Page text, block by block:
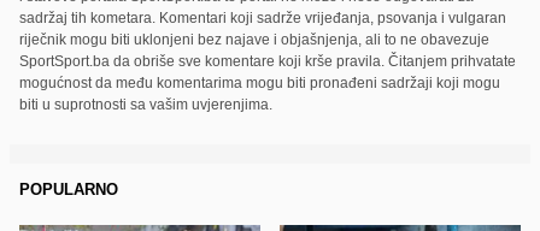
sadržaj tih kometara. Komentari koji sadrže vrijeđanja, psovanja i vulgaran
riječnik mogu biti uklonjeni bez najave i objašnjenja, ali to ne obavezuje
SportSport.ba da obriše sve komentare koji krše pravila. Čitanjem prihvatate
mogućnost da među komentarima mogu biti pronađeni sadržaji koji mogu
biti u suprotnosti sa vašim uvjerenjima.
POPULARNO